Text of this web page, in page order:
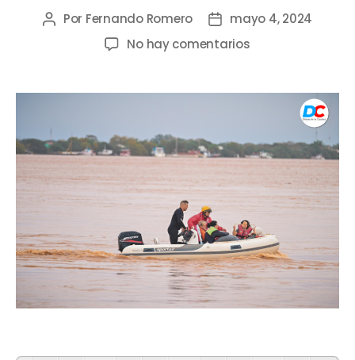
Por Fernando Romero
mayo 4, 2024
No hay comentarios